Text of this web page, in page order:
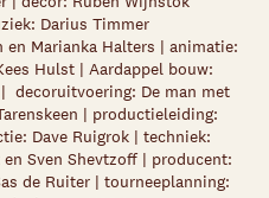
: Darius Timmer
en Marianka Halters | animatie:
Hulst | Aardappel bouw:
decoruitvoering: De man met
| productieleiding:
: Dave Ruigrok | techniek:
Sven Shevtzoff | producent:
de Ruiter | tourneeplanning: